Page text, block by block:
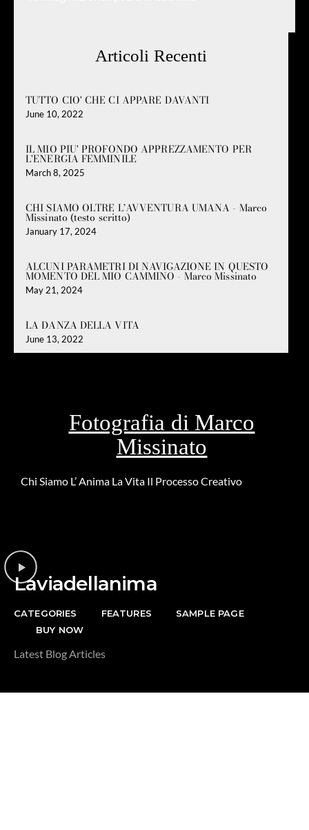
Articoli Recenti
TUTTO CIO' CHE CI APPARE DAVANTI
June 10, 2022
IL MIO PIU' PROFONDO APPREZZAMENTO PER
L'ENERGIA FEMMINILE
March 8, 2025
CHI SIAMO OLTRE L’AVVENTURA UMANA - Marco
Missinato (testo scritto)
January 17, 2024
ALCUNI PARAMETRI DI NAVIGAZIONE IN QUESTO
MOMENTO DEL MIO CAMMINO - Marco Missinato
May 21, 2024
LA DANZA DELLA VITA
June 13, 2022
Fotografia di Marco
Missinato
Chi Siamo L’ Anima La Vita Il Processo Creativo
Laviadellanima
CATEGORIES FEATURES
SAMPLE PAGE
BUY NOW
Latest Blog Articles